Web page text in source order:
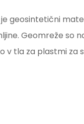
geosintetični
Geomreže so
v tla za plastmi za